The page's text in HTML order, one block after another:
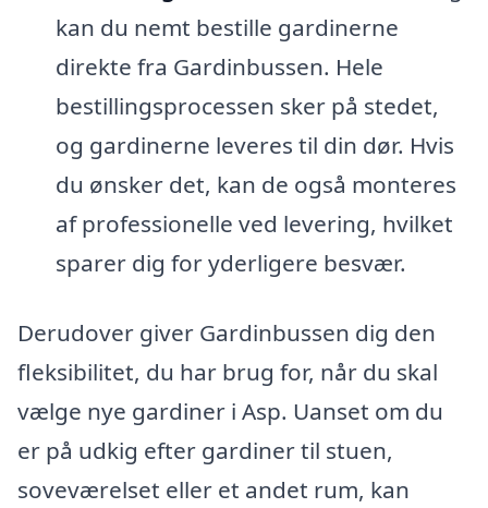
kan du nemt bestille gardinerne
direkte fra Gardinbussen. Hele
bestillingsprocessen sker på stedet,
og gardinerne leveres til din dør. Hvis
du ønsker det, kan de også monteres
af professionelle ved levering, hvilket
sparer dig for yderligere besvær.
Derudover giver Gardinbussen dig den
fleksibilitet, du har brug for, når du skal
vælge nye gardiner i Asp. Uanset om du
er på udkig efter gardiner til stuen,
soveværelset eller et andet rum, kan